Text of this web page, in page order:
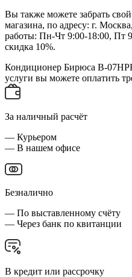
Вы также можете забрать
магазина, по адресу: г.
работы: Пн-Чт 9:00-18:00, Пт
скидка 10%.
Кондиционер Бирюса B-
услуги вы можете оплатить
За наличный расчёт
— Курьером
— В нашем офисе
Безналично
— По выставленному счёту
— Через банк по квитанции
В кредит или рассрочку